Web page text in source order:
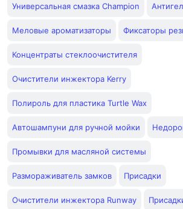
Универсальная смазка Champion
Меловые ароматизаторы Фиксаторы
Концентраты стеклоочистителя
Очистители инжектора Kerry
Полироль для пластика Turtle Wax
Автошампуни для ручной мойки
Промывки для масляной системы
Размораживатель замков Присадки
Очистители инжектора Runway